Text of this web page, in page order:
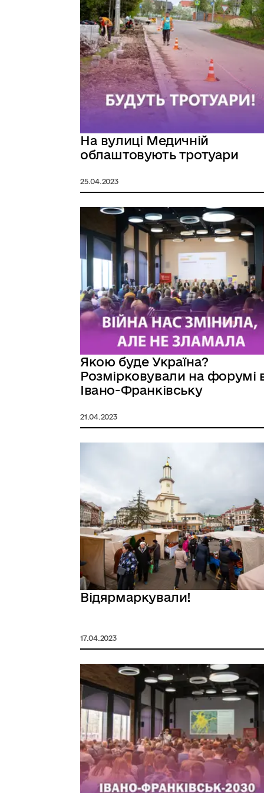
На вулиці Медичній
облаштовують тротуари
25.04.2023
Якою буде Україна?
Розмірковували на форумі
Івано-Франківську
21.04.2023
Відярмаркували!
17.04.2023